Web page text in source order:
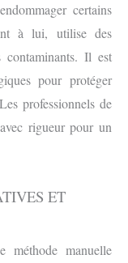
certains
à lui, utilise des
contaminants. Il est
pour protéger
professionnels de
rigueur pour un
ET
méthode manuelle